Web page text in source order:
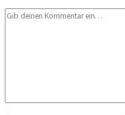
Dein